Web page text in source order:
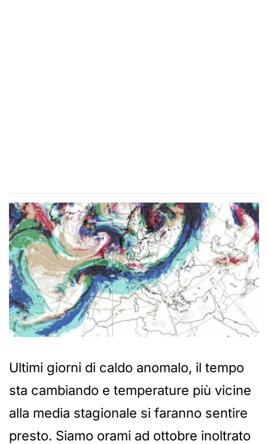
Ultimi giorni di caldo anomalo, il tempo
sta cambiando e temperature più vicine
alla media stagionale si faranno sentire
presto. Siamo orami ad ottobre inoltrato